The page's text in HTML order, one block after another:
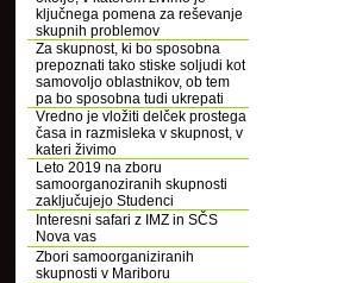
ključnega pomena za reševanje
skupnih problemov
Za skupnost, ki bo sposobna
prepoznati tako stiske soljudi kot
samovoljo oblastnikov, ob tem
pa bo sposobna tudi ukrepati
Vredno je vložiti delček prostega
časa in razmisleka v skupnost, v
kateri živimo
Leto 2019 na zboru
samoorganoziranih skupnosti
zaključujejo Studenci
Interesni safari z IMZ in SČS
Nova vas
Zbori samoorganiziranih
skupnosti v Mariboru